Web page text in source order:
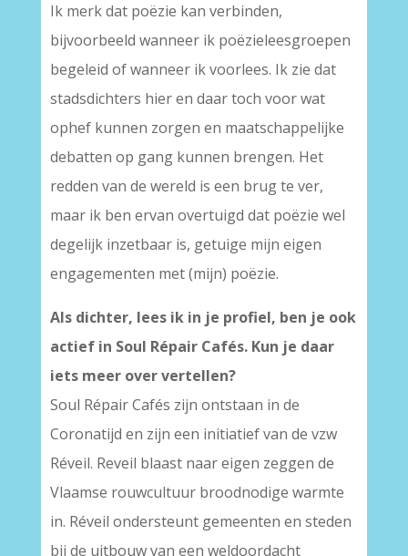
Ik merk dat poëzie kan verbinden,
bijvoorbeeld wanneer ik poëzieleesgroepen
begeleid of wanneer ik voorlees. Ik zie dat
stadsdichters hier en daar toch voor wat
ophef kunnen zorgen en maatschappelijke
debatten op gang kunnen brengen. Het
redden van de wereld is een brug te ver,
maar ik ben ervan overtuigd dat poëzie wel
degelijk inzetbaar is, getuige mijn eigen
engagementen met (mijn) poëzie.
Als dichter, lees ik in je profiel, ben je ook
actief in Soul Répair Cafés. Kun je daar
iets meer over vertellen?
Soul Répair Cafés zijn ontstaan in de
Coronatijd en zijn een initiatief van de vzw
Réveil. Reveil blaast naar eigen zeggen de
Vlaamse rouwcultuur broodnodige warmte
in. Réveil ondersteunt gemeenten en steden
bij de uitbouw van een weldoordacht